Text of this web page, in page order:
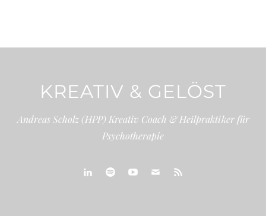
KREATIV & GELÖST
Andreas Scholz (HPP) Kreativ Coach & Heilpraktiker für
Psychotherapie